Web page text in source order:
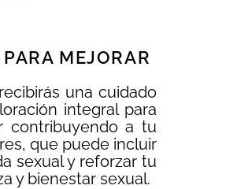
MEJORAR
una cuidado
integral para
contribuyendo a tu
que puede incluir
sexual y reforzar tu
y bienestar sexual.